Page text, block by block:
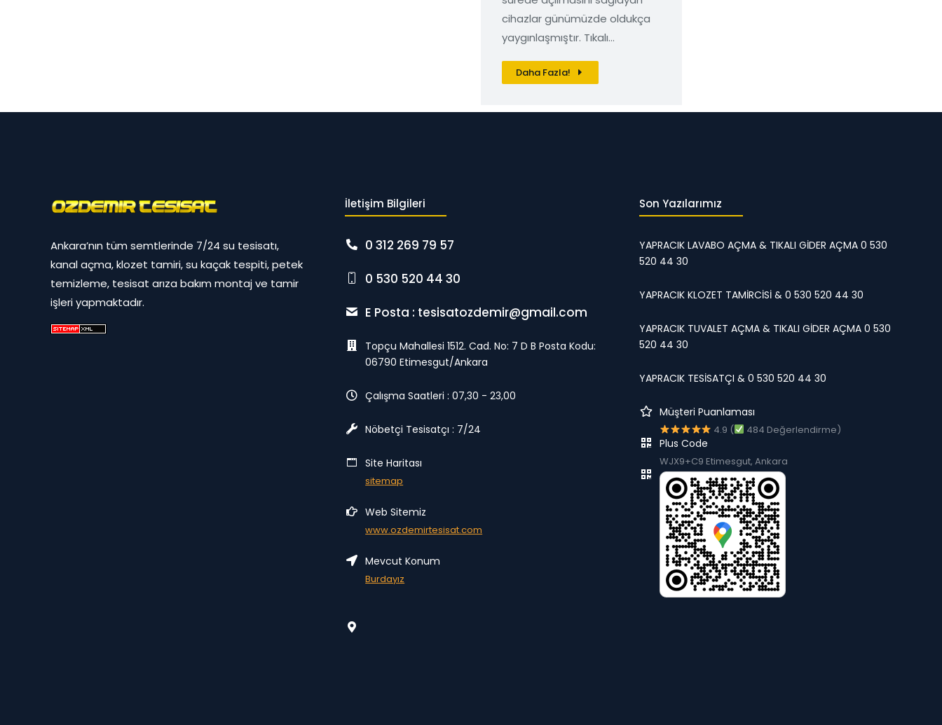
cihazlar günümüzde oldukça
yaygınlaşmıştır. Tıkalı…
Daha Fazla!
Ankara’nın tüm semtlerinde 7/24 su tesisatı,
kanal açma, klozet tamiri, su kaçak tespiti, petek
temizleme, tesisat arıza bakım montaj ve tamir
işleri yapmaktadır.
İletişim Bilgileri
0 312 269 79 57
0 530 520 44 30
E Posta : tesisatozdemir@gmail.com
Topçu Mahallesi 1512. Cad. No: 7 D B Posta Kodu:
06790 Etimesgut/Ankara
Çalışma Saatleri : 07,30 - 23,00
Nöbetçi Tesisatçı : 7/24
Site Haritası
sitemap
Web Sitemiz
www.ozdemirtesisat.com
Mevcut Konum
Burdayız
Son Yazılarımız
YAPRACIK LAVABO AÇMA & TIKALI GİDER AÇMA 0 530
520 44 30
YAPRACIK KLOZET TAMİRCİSİ & 0 530 520 44 30
YAPRACIK TUVALET AÇMA & TIKALI GİDER AÇMA 0 530
520 44 30
YAPRACIK TESİSATÇI & 0 530 520 44 30
Müşteri Puanlaması
4.9 ( 484 Değerlendirme)
Plus Code
WJX9+C9 Etimesgut, Ankara